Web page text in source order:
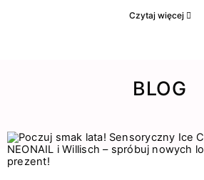
Czytaj więcej
BLOG